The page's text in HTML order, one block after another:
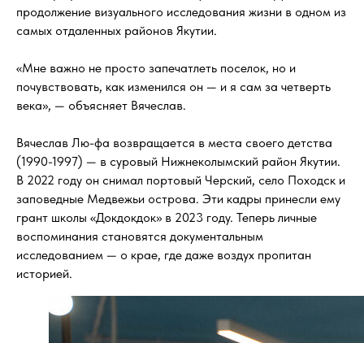
продолжение визуального исследования жизни в одном из
самых отдаленных районов Якутии.
«Мне важно не просто запечатлеть поселок, но и
почувствовать, как изменился он — и я сам за четверть
века», — объясняет Вячеслав.
Вячеслав Лю-фа возвращается в места своего детства
(1990-1997) — в суровый Нижнеколымский район Якутии.
В 2022 году он снимал портовый Черский, село Походск и
заповедные Медвежьи острова. Эти кадры принесли ему
грант школы «Докдокдок» в 2023 году. Теперь личные
воспоминания становятся документальным
исследованием — о крае, где даже воздух пропитан
историей.